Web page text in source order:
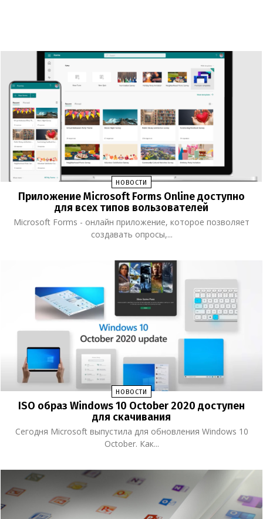
НОВОСТИ
Приложение Microsoft Forms Online доступно
для всех типов вользователей
Microsoft Forms - онлайн приложение, которое позволяет
создавать опросы,...
НОВОСТИ
ISO образ Windows 10 October 2020 доступен
для скачивания
Сегодня Microsoft выпустила для обновления Windows 10
October. Как...